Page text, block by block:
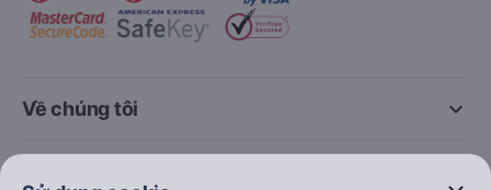
keyboard_arrow_down
Về chúng tôi